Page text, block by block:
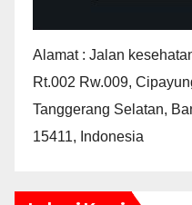
Alamat : Jalan
Rt.002 Rw.009,
Tanggerang Selatan,
15411, Indonesia